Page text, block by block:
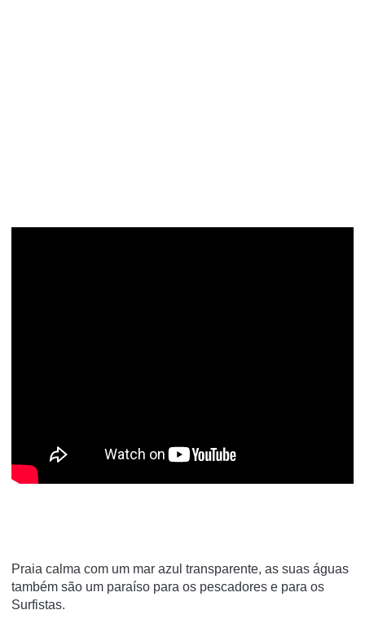
Praia calma com um mar azul transparente, as suas águas
também são um paraíso para os pescadores e para os
Surfistas.